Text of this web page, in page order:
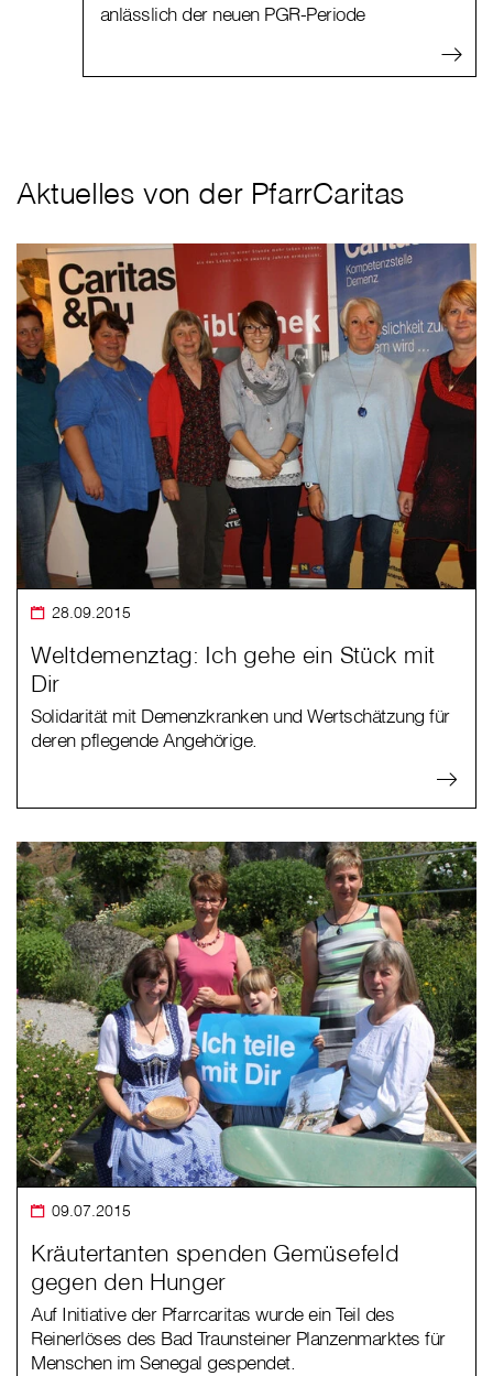
anlässlich der neuen PGR-Periode
Aktuelles von der PfarrCaritas
28.09.2015
Weltdemenztag: Ich gehe ein Stück mit
Dir
Solidarität mit Demenzkranken und Wertschätzung für
deren pflegende Angehörige.
09.07.2015
Kräutertanten spenden Gemüsefeld
gegen den Hunger
Auf Initiative der Pfarrcaritas wurde ein Teil des
Reinerlöses des Bad Traunsteiner Planzenmarktes für
Menschen im Senegal gespendet.